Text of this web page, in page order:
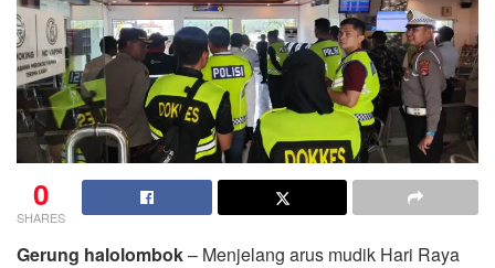
0
SHARES
Gerung halolombok– Menjelang arus mudik Hari Raya